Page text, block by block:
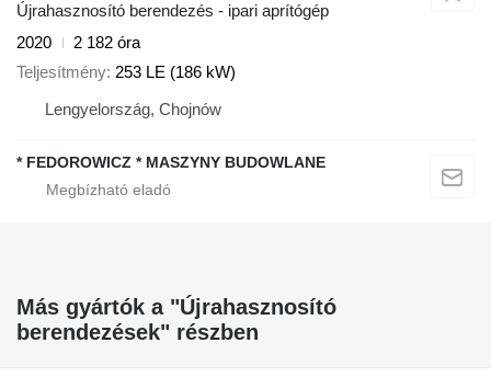
Újrahasznosító berendezés - ipari aprítógép
2020
2 182 óra
Teljesítmény 253 LE (186 kW)
Lengyelország, Chojnów
* FEDOROWICZ * MASZYNY BUDOWLANE
Más gyártók a "Újrahasznosító
berendezések" részben